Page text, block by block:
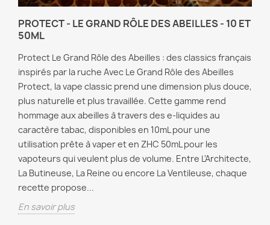
PROTECT - LE GRAND RÔLE DES ABEILLES - 10 ET
50ML
Protect Le Grand Rôle des Abeilles : des classics français
inspirés par la ruche Avec Le Grand Rôle des Abeilles
Protect, la vape classic prend une dimension plus douce,
plus naturelle et plus travaillée. Cette gamme rend
hommage aux abeilles à travers des e-liquides au
caractère tabac, disponibles en 10mL pour une
utilisation prête à vaper et en ZHC 50mL pour les
vapoteurs qui veulent plus de volume. Entre L'Architecte,
La Butineuse, La Reine ou encore La Ventileuse, chaque
recette propose...
En savoir plus